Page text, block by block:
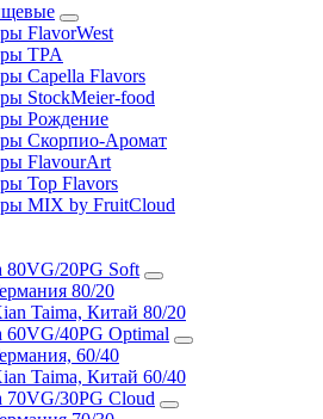
FlavorWest
TPA
Capella Flavors
StockMeier-food
Рождение
Скорпио-Аромат
FlavourArt
Top Flavors
MIX by FruitCloud
80VG/20PG Soft
80/20
Taima, Китай 80/20
60VG/40PG Optimal
60/40
Taima, Китай 60/40
70VG/30PG Cloud